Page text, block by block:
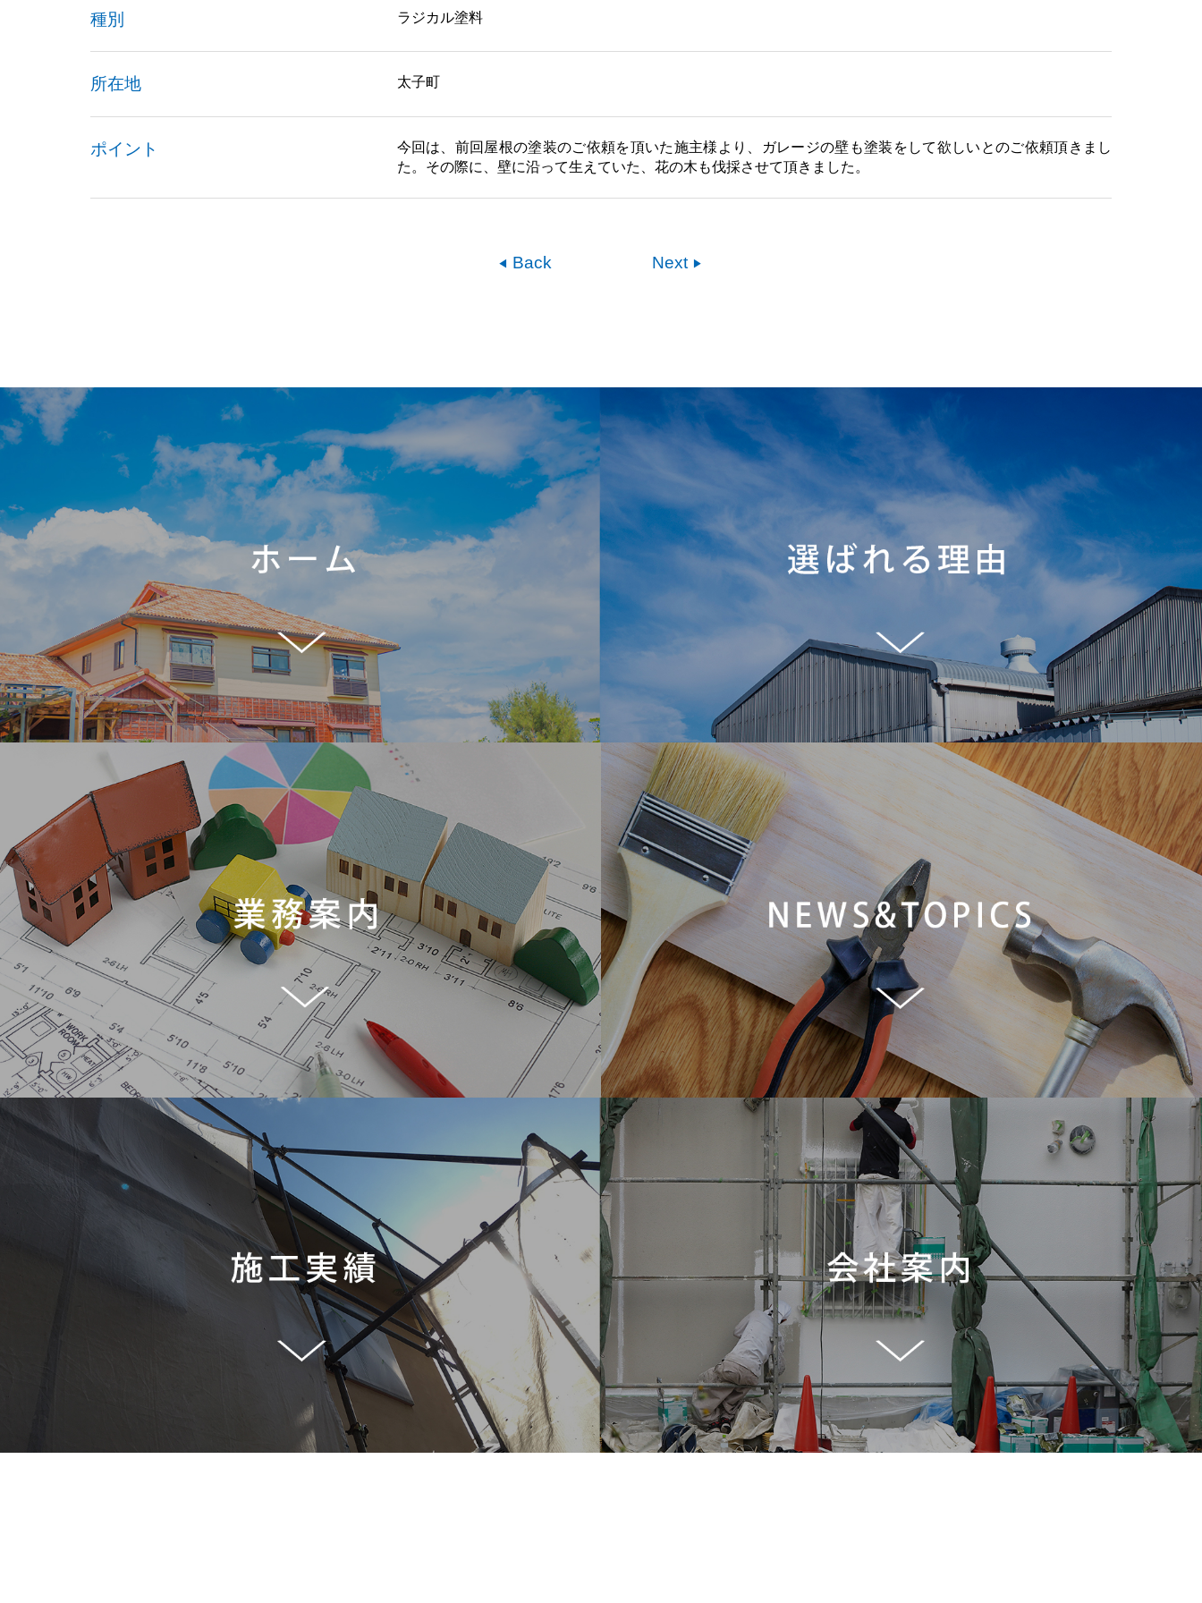
種別 ラジカル塗料
所在地 太子町
ポイント
今回は、前回屋根の塗装のご依頼を頂いた施主様より、ガレージの壁も塗装をして欲しいとのご依頼頂きまし
た。その際に、壁に沿って生えていた、花の木も伐採させて頂きました。
Back Next